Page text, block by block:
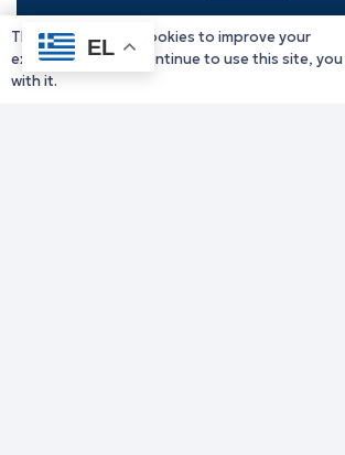
Υπηρεσίες Δράμας
Υπηρεσίες Καβάλας
EL
This website uses cookies to improve your
experience. If you continue to use this site, you
with it.